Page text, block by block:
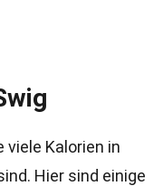
viele Kalorien in
Hier sind einige